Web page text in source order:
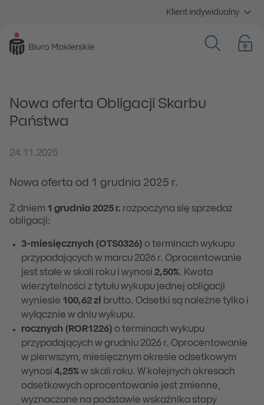
Klient indywidualny
Nowa oferta Obligacji Skarbu
Państwa
24.11.2025
Nowa oferta od 1 grudnia 2025 r.
Z dniem 1 grudnia 2025 r. rozpoczyna się sprzedaż
obligacji:
3-miesięcznych (OTS0326) o terminach wykupu
przypadających w marcu 2026 r. Oprocentowanie
jest stałe w skali roku i wynosi 2,50%. Kwota
wierzytelności z tytułu wykupu jednej obligacji
wyniesie 100,62 zł brutto. Odsetki są należne tylko i
wyłącznie w dniu wykupu.
rocznych (ROR1226) o terminach wykupu
przypadających w grudniu 2026 r. Oprocentowanie
w pierwszym, miesięcznym okresie odsetkowym
wynosi 4,25% w skali roku. W kolejnych okresach
odsetkowych oprocentowanie jest zmienne,
wyznaczane na podstawie wskaźnika stopy